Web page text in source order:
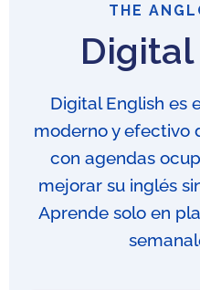
THE
Digital English es
moderno y efectivo
con agendas
mejorar su inglés
Aprende solo en